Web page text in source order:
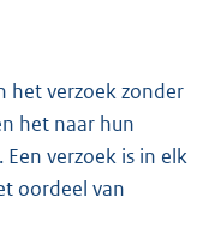
het verzoek zonder
het naar hun
verzoek is in elk
oordeel van